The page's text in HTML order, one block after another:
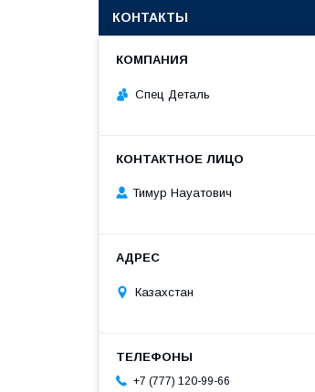
КОНТАКТЫ
Спец Деталь
Тимур Науатович
Казахстан
+7 (777) 120-99-66